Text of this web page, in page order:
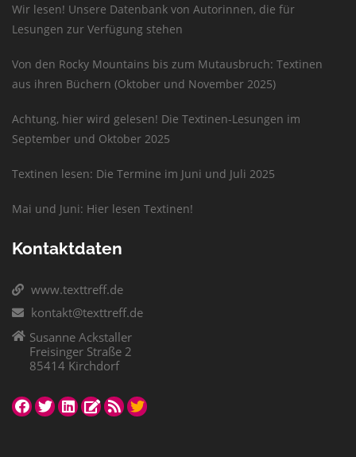
Wir lesen! Unsere Datenbank von Autorinnen, die für
Lesungen zur Verfügung stehen
Von den Rocky Mountains bis zum Mutausbruch: Textinen
aus ihren Büchern (Oktober und November 2025)
Achtung, hier wird gelesen! Die Textinen-Lesungen im
September und Oktober 2025
Textinen lesen: Die Termine im Juni und Juli 2025
Mai und Juni: Hier lesen Textinen!
Kontaktdaten
www.texttreff.de
kontakt@texttreff.de
Susanne Ackstaller
Freisinger Straße 2
85414 Kirchdorf